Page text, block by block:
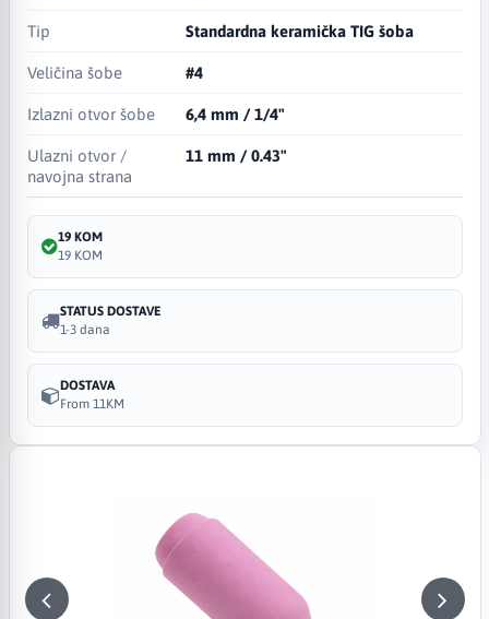
Tip Standardna keramička TIG šoba
Veličina šobe #4
Izlazni otvor šobe 6,4 mm / 1/4"
Ulazni otvor /
navojna strana
11 mm / 0.43"
19 KOM
19 KOM
STATUS DOSTAVE
1-3 dana
DOSTAVA
From 11KM